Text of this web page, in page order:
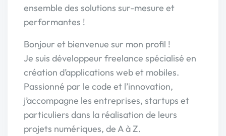
ensemble des solutions sur-mesure et
performantes !
Bonjour et bienvenue sur mon profil !
Je suis développeur freelance spécialisé en
création d’applications web et mobiles.
Passionné par le code et l’innovation,
j’accompagne les entreprises, startups et
particuliers dans la réalisation de leurs
projets numériques, de A à Z.